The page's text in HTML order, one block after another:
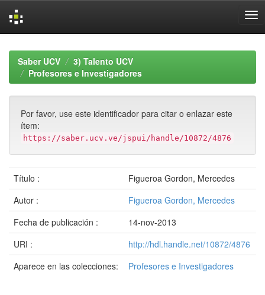
navigationSaber UCV
3) Talento UCV
Profesores e Investigadores
Por favor, use este identificador para citar o enlazar este
ítem:
https://saber.ucv.ve/jspui/handle/10872/4876
Título :
Figueroa Gordon, Mercedes
Autor :
Figueroa Gordon, Mercedes
Fecha de publicación :
14-nov-2013
URI :
http://hdl.handle.net/10872/4876
Aparece en las colecciones:
Profesores e Investigadores